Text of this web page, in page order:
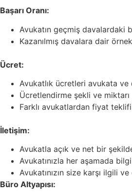
Başarı Oranı:
Avukatın geçmiş davalardaki
Kazanılmış davalara dair
Ücret:
Avukatlık ücretleri avukata
Ücretlendirme şekli ve
Farklı avukatlardan fiyat
İletişim:
Avukatla açık ve net bir
Avukatınızla her aşamada
Avukatınızın size karşı ilgili
Büro Altyapısı: